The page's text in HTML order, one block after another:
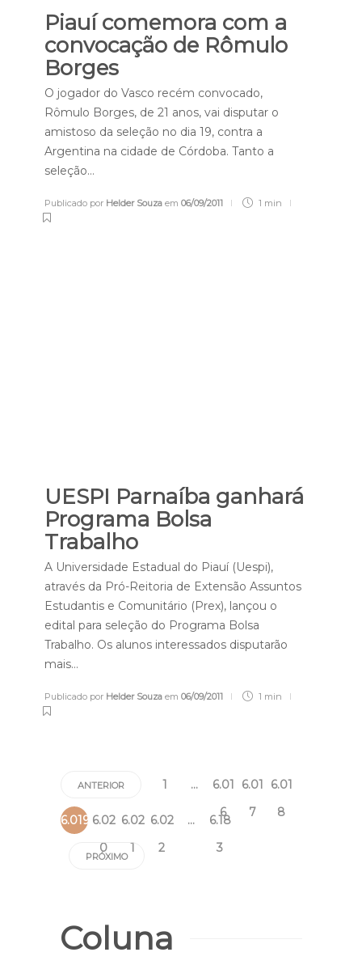
Piauí comemora com a
convocação de Rômulo
Borges
O jogador do Vasco recém convocado,
Rômulo Borges, de 21 anos, vai disputar o
amistoso da seleção no dia 19, contra a
Argentina na cidade de Córdoba. Tanto a
seleção…
Publicado por Helder Souza em 06/09/2011 1 min
UESPI Parnaíba ganhará
Programa Bolsa
Trabalho
A Universidade Estadual do Piauí (Uespi),
através da Pró-Reitoria de Extensão Assuntos
Estudantis e Comunitário (Prex), lançou o
edital para seleção do Programa Bolsa
Trabalho. Os alunos interessados disputarão
mais…
Publicado por Helder Souza em 06/09/2011 1 min
ANTERIOR 1 …
6.01
6
6.01
7
6.01
8
6.019 6.02
0
6.02
1
6.02
2
…
6.18
3
PRÓXIMO
Coluna